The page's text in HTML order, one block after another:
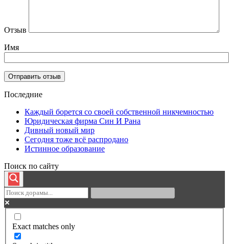
Отзыв
Имя
Последние
Каждый борется со своей собственной никчемностью
Юридическая фирма Син И Рана
Дивный новый мир
Сегодня тоже всё распродано
Истинное образование
Поиск по сайту
Exact matches only